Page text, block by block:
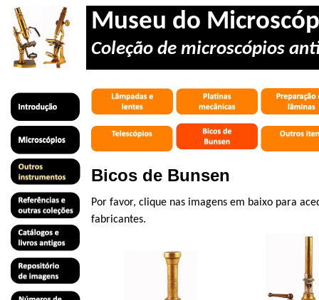
Museu do
Coleção de microscópios
Bicos de Bunsen
Por favor, clique nas imagens em baixo para
fabricantes.